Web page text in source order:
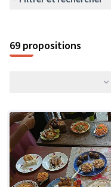
69 propositions